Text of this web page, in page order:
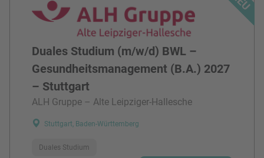
Duales Studium (m/w/d) BWL –
Gesundheitsmanagement (B.A.) 2027
– Stuttgart
ALH Gruppe – Alte Leipziger-Hallesche
Stuttgart, Baden-Württemberg
Duales Studium